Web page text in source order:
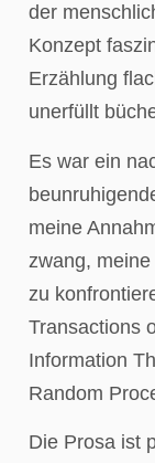
der
Konzept
Erzählung
unerfüllt
Es war ein
meine
zwang,
zu
Transactions
Information
Random
Die Prosa ist